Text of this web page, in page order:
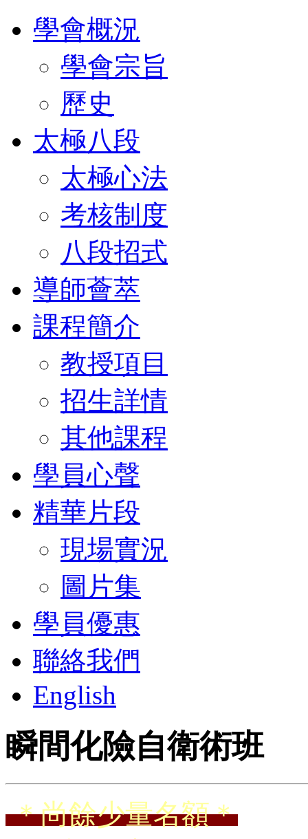
學會概況
學會宗旨
歷史
太極八段
太極心法
考核制度
八段招式
導師薈萃
課程簡介
教授項目
招生詳情
其他課程
學員心聲
精華片段
現場實況
圖片集
學員優惠
聯絡我們
English
瞬間化險自衛術班
＊尚餘少量名額＊